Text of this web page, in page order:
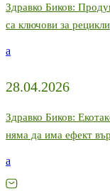
Здравко Биков:
са ключови за
a
28.04.2026
Здравко Биков:
няма да има ефект
a